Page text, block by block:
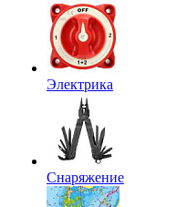
Электрика
Снаряжение